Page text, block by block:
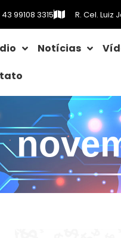
99108 3315 R. Cel. Luiz
Notícias